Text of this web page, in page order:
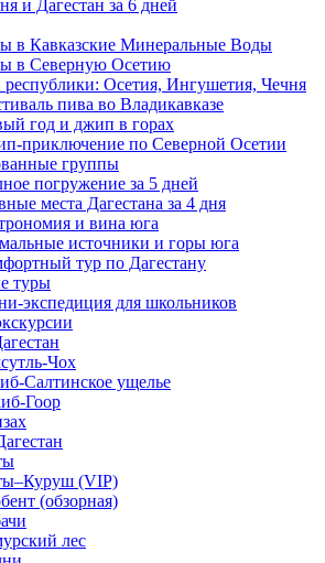
и Дагестан за 6 дней
в Кавказские Минеральные Воды
в Северную Осетию
республики: Осетия, Ингушетия, Чечня
пива во Владикавказе
год и джип в горах
приключение по Северной Осетии
группы
погружение за 5 дней
места Дагестана за 4 дня
и вина юга
источники и горы юга
тур по Дагестану
туры
экспедиция для школьников
Чох
Салтинское ущелье
Гоор
(VIP)
(обзорная)
лес